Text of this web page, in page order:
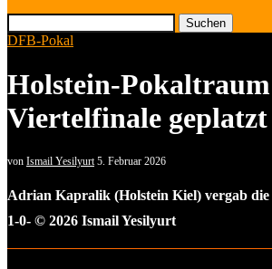
Suchen
DFB-Pokal
Holstein-
Viertelfinale geplatzt
von Ismail Yesilyurt 5. Februar 2026
Adrian Kapralik (Holstein Kiel) vergab
1-0- © 2026 Ismail Yesilyurt